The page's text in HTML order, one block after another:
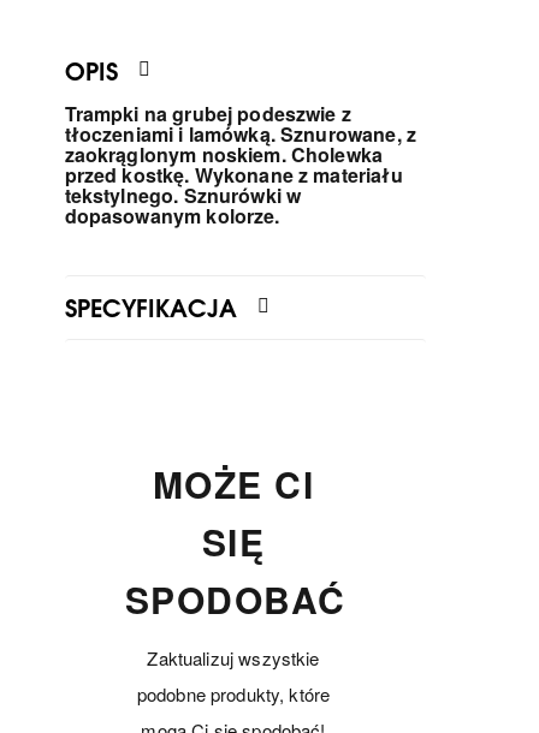
OPIS
Trampki na grubej podeszwie z
tłoczeniami i lamówką. Sznurowane, z
zaokrąglonym noskiem. Cholewka
przed kostkę. Wykonane z materiału
tekstylnego. Sznurówki w
dopasowanym kolorze.
SPECYFIKACJA
MOŻE CI
SIĘ
SPODOBAĆ
Zaktualizuj wszystkie
podobne produkty, które